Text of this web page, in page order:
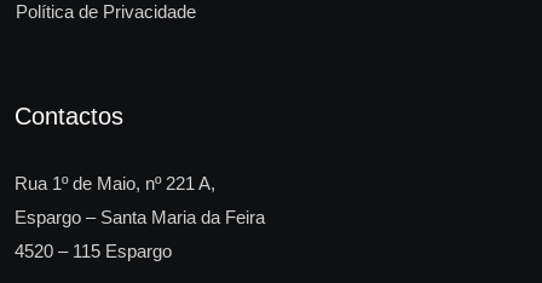
Política de Privacidade
Contactos
Rua 1º de Maio, nº 221 A,
Espargo – Santa Maria da Feira
4520 – 115 Espargo